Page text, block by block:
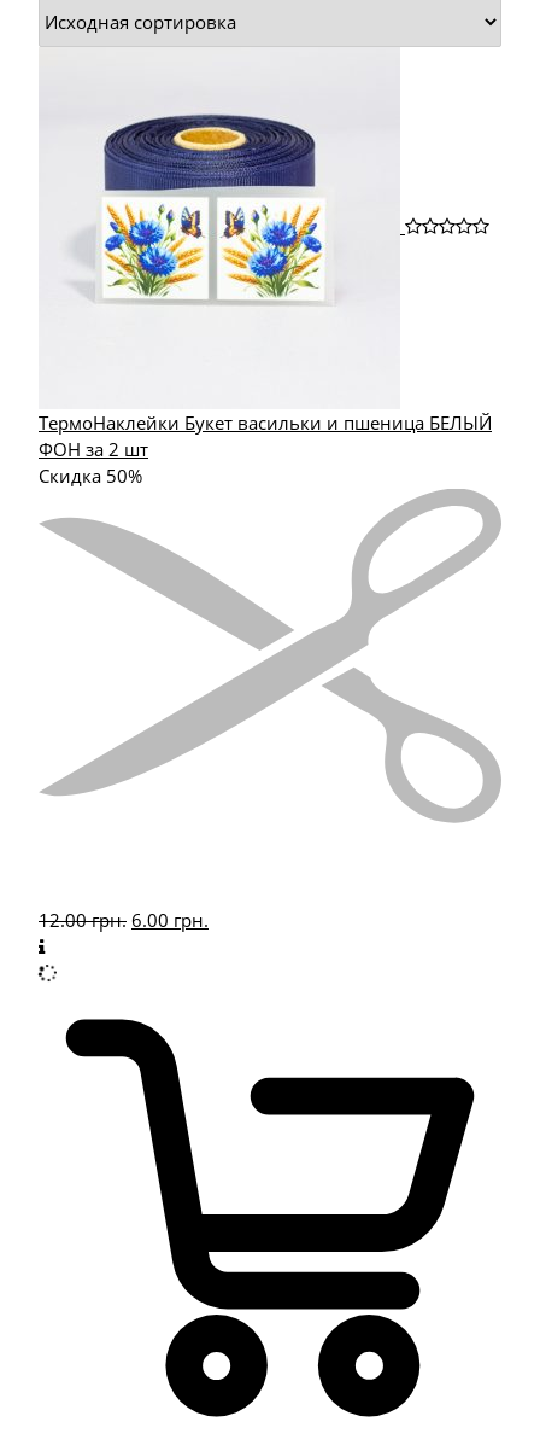
ТермоНаклейки Букет васильки и пшеница БЕЛЫЙ
ФОН за 2 шт
Скидка 50%
12.00грн. 6.00 грн.